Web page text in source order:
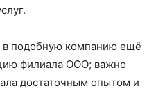
подобную компанию ещё
филиала ООО; важно
достаточным опытом и